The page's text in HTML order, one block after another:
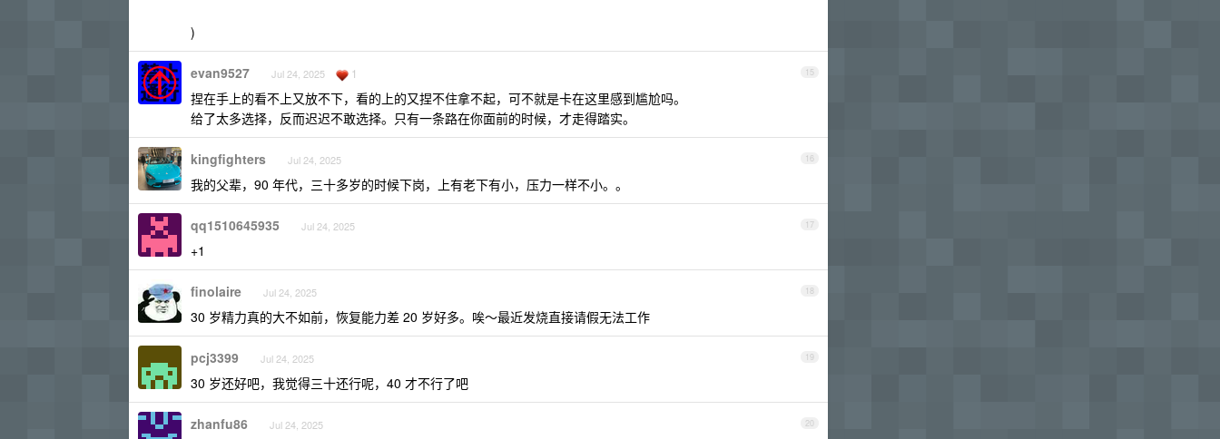
)
15
evan9527 Jul 24, 2025 1
捏在手上的看不上又放不下，看的上的又捏不住拿不起，可不就是卡在这里感到尴尬吗。
给了太多选择，反而迟迟不敢选择。只有一条路在你面前的时候，才走得踏实。
16
kingfighters Jul 24, 2025
我的父辈，90 年代，三十多岁的时候下岗，上有老下有小，压力一样不小。。
17
qq1510645935 Jul 24, 2025
+1
18
finolaire Jul 24, 2025
30 岁精力真的大不如前，恢复能力差 20 岁好多。唉～最近发烧直接请假无法工作
19
pcj3399 Jul 24, 2025
30 岁还好吧，我觉得三十还行呢，40 才不行了吧
20
zhanfu86 Jul 24, 2025